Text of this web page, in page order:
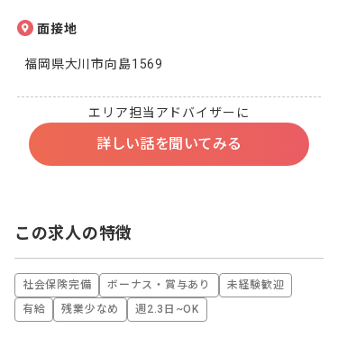
面接地
福岡県大川市向島1569
エリア担当アドバイザーに
詳しい話を聞いてみる
この求人の特徴
社会保険完備 ボーナス・賞与あり
未経験歓迎
有給
残業少なめ 週2.3日~OK